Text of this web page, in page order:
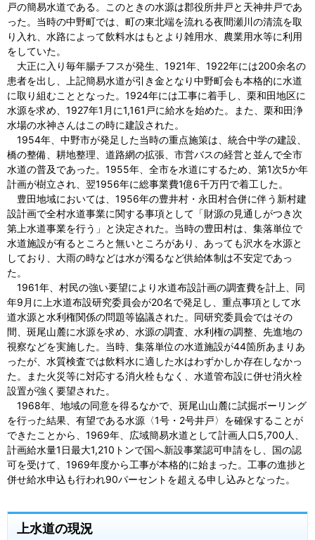
戸の簡易水道である。このときの水源は郡役所井戸と天神井戸であ
った。当時の中野町では、町の東北端を流れる夜間瀬川の清流を取
り入れ、水路によって飲料水はもとより雑用水、農業用水等に利用
をしていた。
大正に入り毎年腸チフスが発生、1921年、1922年には200余名の
患者を出し、上記簡易水道が引き金となり中野町会も本格的に水道
に取り組むこととなった。1924年には工事に着手し、栗和田地区に
水源を求め、1927年1月に1,161戸に給水を始めた。また、栗和田浄
水場の水神さんはこの時に建設された。
1954年、中野市が発足した当時の重点施策は、統合中学の建設、
橋の整備、耕地整理、道路網の拡張、市営バスの経営と並んで全市
水道の普及であった。1955年、全市を水道にするため、第1次5か年
計画が樹立され、翌1956年に総事業費1億6千万円で着工した。
豊田地域においては、1956年の豊井村・永田村合併に伴う新村建
設計画で全村水道事業に関する事項として「財源の見通しがつき次
第上水道事業を行う」と決定された。当時の豊田村は、集落単位で
水道施設が有るところと無いところがあり、あっても沢水を水源と
しており、大雨の時などは水が濁るなど供給体制は不安定であっ
た。
1961年、村民の強い要望により水道布設計画の調査費を計上、同
年9月に上水道布設研究委員会が20名で発足し、重点事項として水
道水源と水利権関係の問題等協議された。同研究委員会ではその
間、斑尾山麓に水源を求め、水源の調査、水利権の調整、先進地の
視察などを実施した。当時、集落単位の水道施設が44箇所あまりあ
ったが、水質検査では飲料水に適した水はわずかしか存在しなかっ
た。また火災等に対応する消火栓もなく、水道管布設に併せ消火栓
設置が強く要望された。
1968年、地域の同意を得るなかで、斑尾山山麓に試掘ボーリング
を行った結果、有望である水源〈1号・2号井戸〉を確保することが
できたことから、1969年、広域簡易水道として計画人口5,700人、
計画給水量1日最大1,210トンで国へ新設事業認可申請をし、国の認
可を受けて、1969年度から工事が本格的に始まった。工事の進捗と
併せ給水申込も行われ90パーセントを超える申し込みとなった。
上水道の現況